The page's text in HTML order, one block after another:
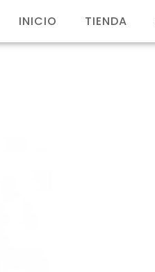
INICIO TIENDA